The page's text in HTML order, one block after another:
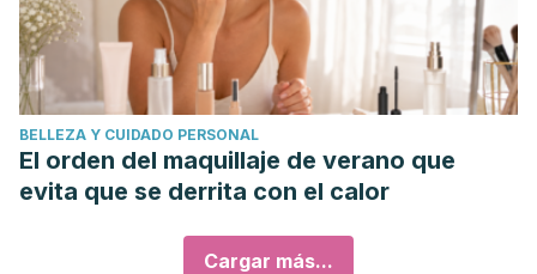
BELLEZA Y CUIDADO PERSONAL
El orden del maquillaje de verano que
evita que se derrita con el calor
Cargar más...